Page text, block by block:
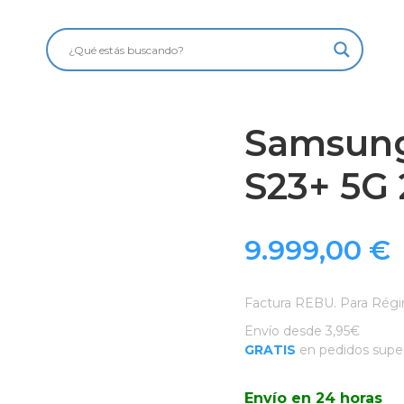
S23+
9.999,00 €
Factura REBU. Para
Envío desde 3,95€
GRATIS en pedidos
Envío en 24 horas